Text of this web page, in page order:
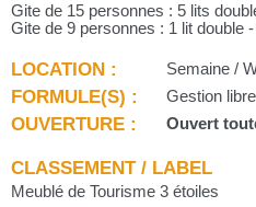
Gite de 15 personnes : 5 lits
Gite de 9 personnes : 1 lit double
LOCATION : Semaine /
FORMULE(S) : Gestion libre
OUVERTURE : Ouvert
CLASSEMENT / LABEL
Meublé de Tourisme 3 étoiles